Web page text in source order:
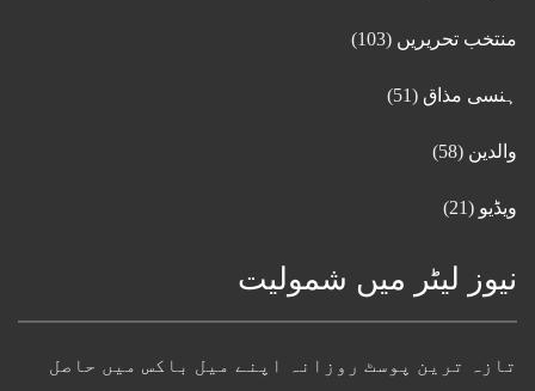
منتخب تحریریں (103)
ہنسی مذاق (51)
والدین (58)
ویڈیو (21)
نیوز لیٹر میں شمولیت
تازہ ترین پوسٹ روزانہ اپنے میل باکس میں حاصل